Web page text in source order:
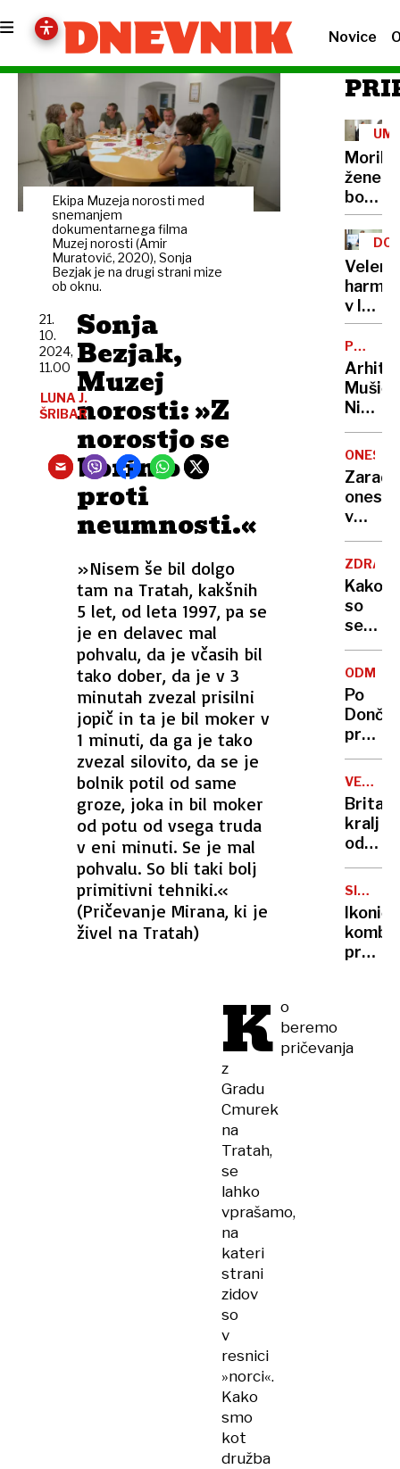
Novice
Ekipa Muzeja norosti med
snemanjem
dokumentarnega filma
Muzej norosti (Amir
Muratović, 2020), Sonja
Bezjak je na drugi strani mize
ob oknu.
Sonja
Bezjak,
Muzej
norosti: »Z
norostjo se
borimo
proti
neumnosti.«
»Nisem še bil dolgo
tam na Tratah, kakšnih
5 let, od leta 1997, pa se
je en delavec mal
pohvalu, da je včasih bil
tako dober, da je v 3
minutah zvezal prisilni
jopič in ta je bil moker v
1 minuti, da ga je tako
zvezal silovito, da se je
bolnik potil od same
groze, joka in bil moker
od potu od vsega truda
v eni minuti. Se je mal
pohvalu. So bli taki bolj
primitivni tehniki.«
(Pričevanje Mirana, ki je
živel na Tratah)
21.
10.
2024,
11.00
LUNA J.
ŠRIBAR
K o
beremo
pričevanja
z
Gradu
Cmurek
na
Tratah,
se
lahko
vprašamo,
na
kateri
strani
zidov
so
v
resnici
»norci«.
Kako
smo
kot
družba
žene
bo
sedel
21
let
v lov
na
nov
rekord
CENTER
Mušič:
Nikoli
nisem
da je
to v
moji
sploh
Zaradi
v
delu
voda
Kako
so
se
cilji
vlade
Po
Karma
je
psica,
Nico
pa
njen
sin
VELIKA
kralj
zaradi
raka
SIMBOL
kombi